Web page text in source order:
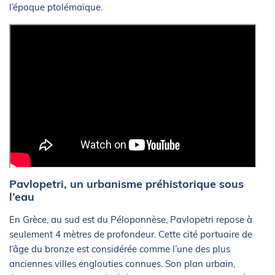
l’époque ptolémaïque.
Pavlopetri, un urbanisme préhistorique sous
l’eau
En Grèce, au sud est du Péloponnèse, Pavlopetri repose à
seulement 4 mètres de profondeur. Cette cité portuaire de
l’âge du bronze est considérée comme l’une des plus
anciennes villes englouties connues. Son plan urbain,